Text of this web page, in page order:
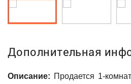
Дополнительная
Описание: Продается 1-